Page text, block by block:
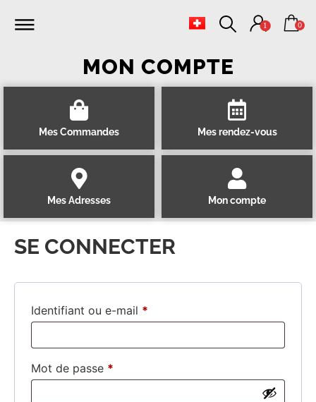
1 0
MON COMPTE
Mes Commandes Mes rendez-vous
Mes Adresses Mon compte
SE CONNECTER
Identifiant ou e-mail *
Mot de passe *